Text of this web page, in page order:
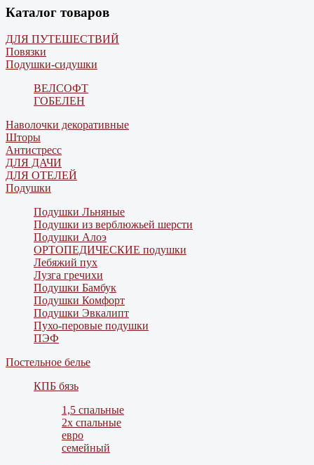
Каталог товаров
ДЛЯ ПУТЕШЕСТВИЙ
Повязки
Подушки-сидушки
ВЕЛСОФТ
ГОБЕЛЕН
Наволочки декоративные
Шторы
Антистресс
ДЛЯ ДАЧИ
ДЛЯ ОТЕЛЕЙ
Подушки
Подушки Льняные
Подушки из верблюжьей шерсти
Подушки Алоэ
ОРТОПЕДИЧЕСКИЕ подушки
Лебяжий пух
Лузга гречихи
Подушки Бамбук
Подушки Комфорт
Подушки Эвкалипт
Пухо-перовые подушки
ПЭФ
Постельное белье
КПБ бязь
1,5 спальные
2х спальные
евро
семейный